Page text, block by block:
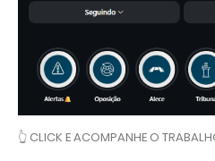
👆 CLICK E ACOMPANHE O